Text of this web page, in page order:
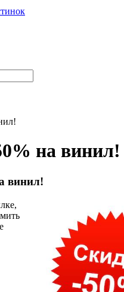
на винил!
винил!